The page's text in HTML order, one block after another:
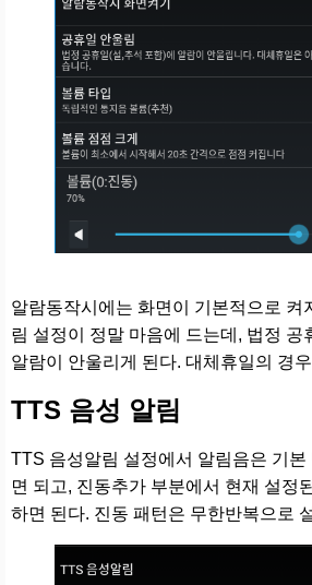
알람동작시에는 화면이 기본적으로 켜
림 설정이 정말 마음에 드는데, 법정 공
알람이 안울리게 된다. 대체휴일의 경
TTS 음성 알림
TTS 음성알림 설정에서 알림음은 기
면 되고, 진동추가 부분에서 현재 설정
하면 된다. 진동 패턴은 무한반복으로